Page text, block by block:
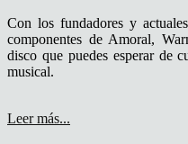
Con los fundadores y
componentes de Amoral,
disco que puedes esperar de
musical.
Leer más...